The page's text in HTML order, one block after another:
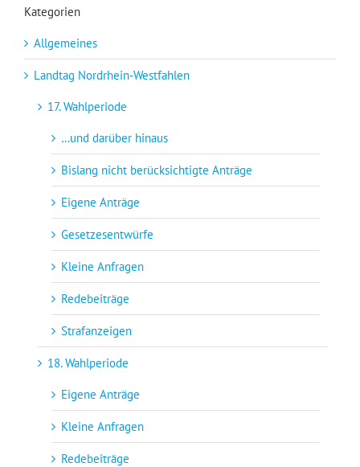
Kategorien
Allgemeines
Landtag Nordrhein-Westfahlen
17. Wahlperiode
…und darüber hinaus
Bislang nicht berücksichtigte Anträge
Eigene Anträge
Gesetzesentwürfe
Kleine Anfragen
Redebeiträge
Strafanzeigen
18. Wahlperiode
Eigene Anträge
Kleine Anfragen
Redebeiträge